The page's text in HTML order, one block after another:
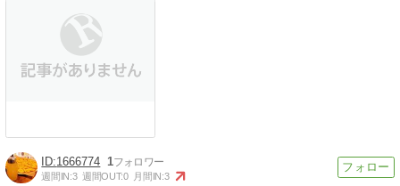
1666774 1
週間IN:3 週間OUT:0 月間IN:3